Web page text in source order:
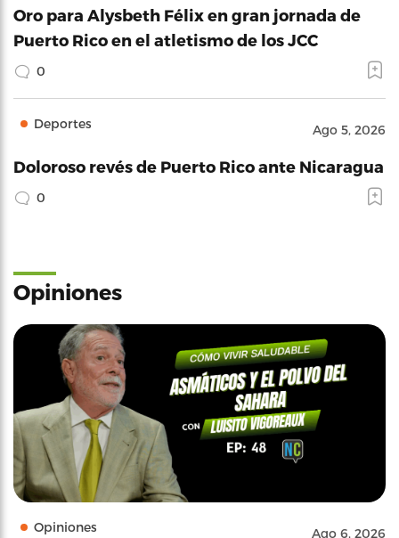
Oro para Alysbeth Félix en gran jornada de
Puerto Rico en el atletismo de los JCC
0
Deportes Ago 5, 2026
Doloroso revés de Puerto Rico ante Nicaragua
0
Opiniones
Opiniones Ago 6, 2026